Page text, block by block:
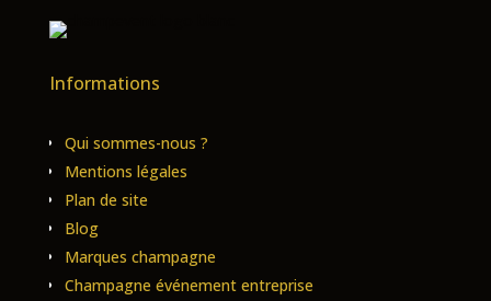
Informations
Qui sommes-nous ?
Mentions légales
Plan de site
Blog
Marques champagne
Champagne événement entreprise